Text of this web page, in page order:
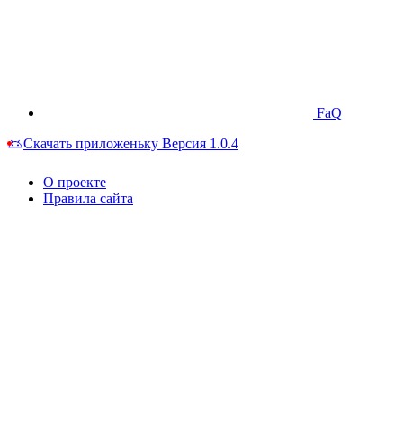
FaQ
Скачать приложеньку Версия 1.0.4
О проекте
Правила сайта